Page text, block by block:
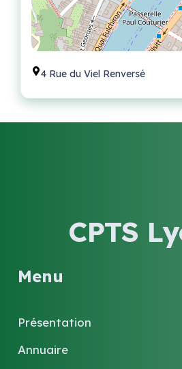
4 Rue du Viel Renversé
CPTS
Menu
Présentation
Annuaire